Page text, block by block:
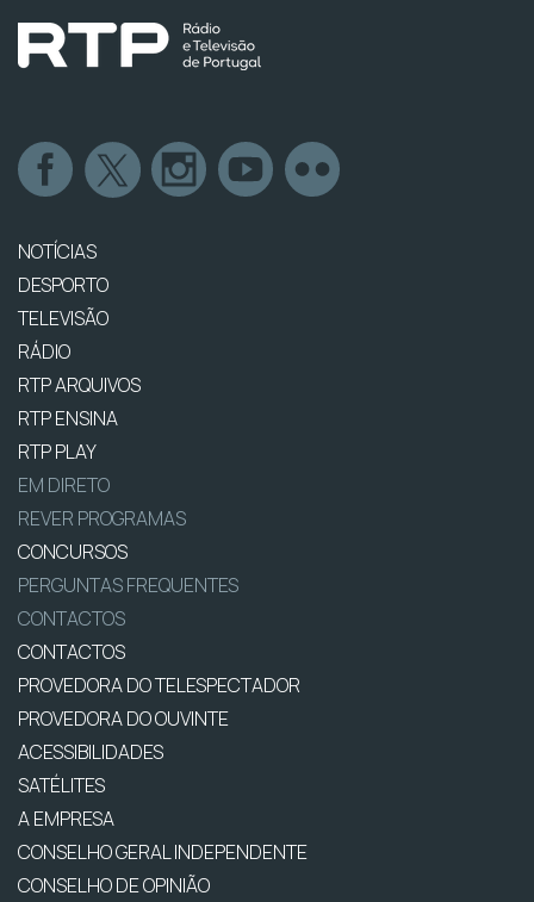
NOTÍCIAS
DESPORTO
TELEVISÃO
RÁDIO
RTP ARQUIVOS
RTP ENSINA
RTP PLAY
EM DIRETO
REVER PROGRAMAS
CONCURSOS
PERGUNTAS FREQUENTES
CONTACTOS
CONTACTOS
PROVEDORA DO TELESPECTADOR
PROVEDORA DO OUVINTE
ACESSIBILIDADES
SATÉLITES
A EMPRESA
CONSELHO GERAL INDEPENDENTE
CONSELHO DE OPINIÃO